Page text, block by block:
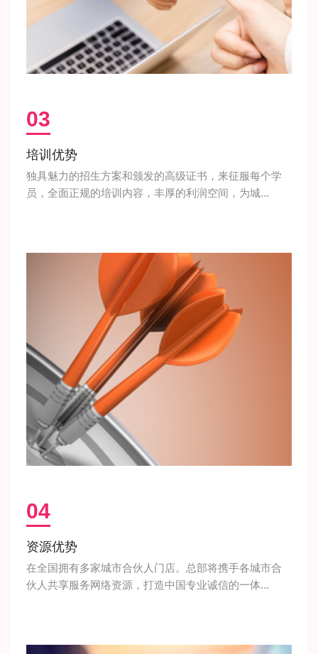
03
培训优势
独具魅力的招生方案和颁发的高级证书，来征服每个学
员，全面正规的培训内容，丰厚的利润空间，为城...
04
资源优势
在全国拥有多家城市合伙人门店。总部将携手各城市合
伙人共享服务网络资源，打造中国专业诚信的一体...